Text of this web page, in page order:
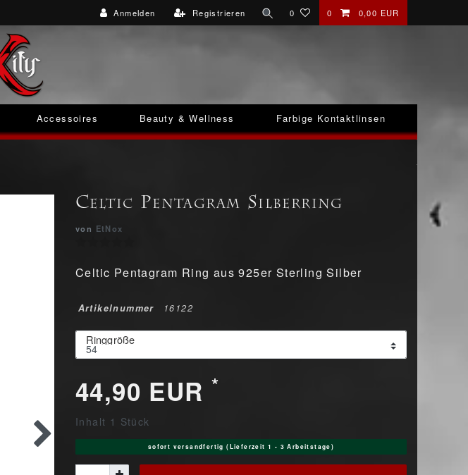
Anmelden Registrieren 0 0 0,00 EUR
Accessoires Beauty & Wellness Farbige Kontaktlinsen
Celtic Pentagram Silberring
von EtNox
Celtic Pentagram Ring aus 925er Sterling Silber
Artikelnummer 16122
Ringgröße
44,90 EUR *
Inhalt 1 Stück
sofort versandfertig (Lieferzeit 1 - 3 Arbeitstage)